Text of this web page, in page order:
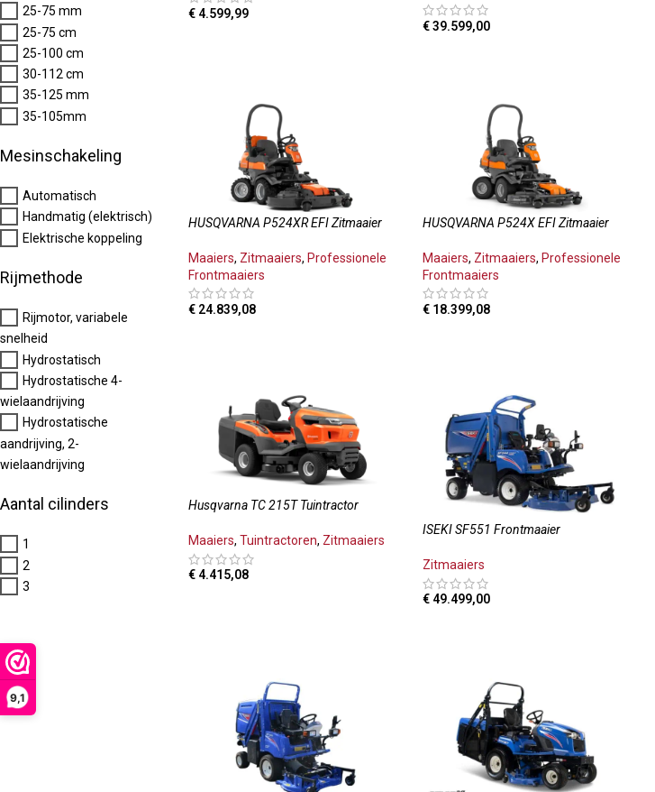
9,1
25-75 mm
25-75 cm
25-100 cm
30-112 cm
35-125 mm
35-105mm
Mesinschakeling
Automatisch
Handmatig (elektrisch)
Elektrische koppeling
Rijmethode
Rijmotor, variabele
snelheid
Hydrostatisch
Hydrostatische 4-
wielaandrijving
Hydrostatische
aandrijving, 2-
wielaandrijving
Aantal cilinders
1
2
3
€4.599,99
€39.599,00
HUSQVARNA P524XR EFI Zitmaaier
Maaiers, Zitmaaiers, Professionele
Frontmaaiers
€24.839,08
HUSQVARNA P524X EFI Zitmaaier
Maaiers, Zitmaaiers, Professionele
Frontmaaiers
€ 18.399,08
Husqvarna TC 215T Tuintractor
Maaiers, Tuintractoren, Zitmaaiers
€4.415,08
ISEKI SF551 Frontmaaier
Zitmaaiers
€ 49.499,00